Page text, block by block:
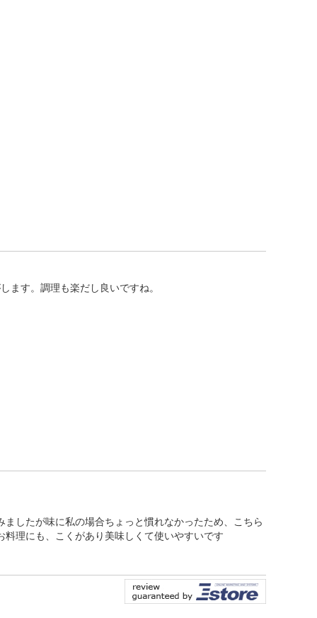
ます。調理も楽だし良いですね。
したが味に私の場合ちょっと慣れなかったため、こちら
理にも、こくがあり美味しくて使いやすいです